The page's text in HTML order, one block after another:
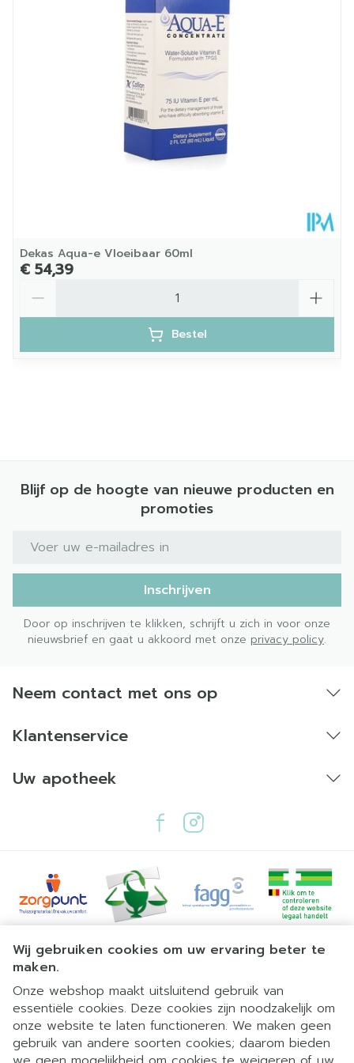
Wij gebruiken cookies om uw ervaring beter te
maken.
Onze webshop maakt uitsluitend gebruik van
essentiële cookies. Deze cookies zijn noodzakelijk om
onze website te laten functioneren. We maken geen
gebruik van andere soorten cookies; daarom bieden
Kamertemperatuur (15°C -
25°C)
Dekas Aqua-e Vloeibaar 60ml
€ 54,39
Bestel
Blijf op de hoogte van nieuwe producten en
promoties
E-mail adres
Inschrijven
Door op inschrijven te klikken, schrijft u zich in voor onze
nieuwsbrief en gaat u akkoord met onze privacy policy.
Neem contact met ons op
Klantenservice
Uw apotheek
Juridische links